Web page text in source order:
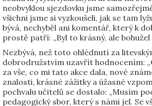
neobvyklou sjezdovku jsme
všichni jsme si vyzkoušeli, jak se tam
bývá, nechyběl ani komentář, který k
prostě patří: „Byl to krásný, ale bohužel
Nezbývá, než toto ohlédnutí za
dobrodružstvím uzavřít hodnocením:
za vše, co mi tato akce dala, nové
znalosti, krásné zážitky a úžasné
pochvalu učitelů se dostalo: „Musím
pedagogický sbor, který s námi jel. Se